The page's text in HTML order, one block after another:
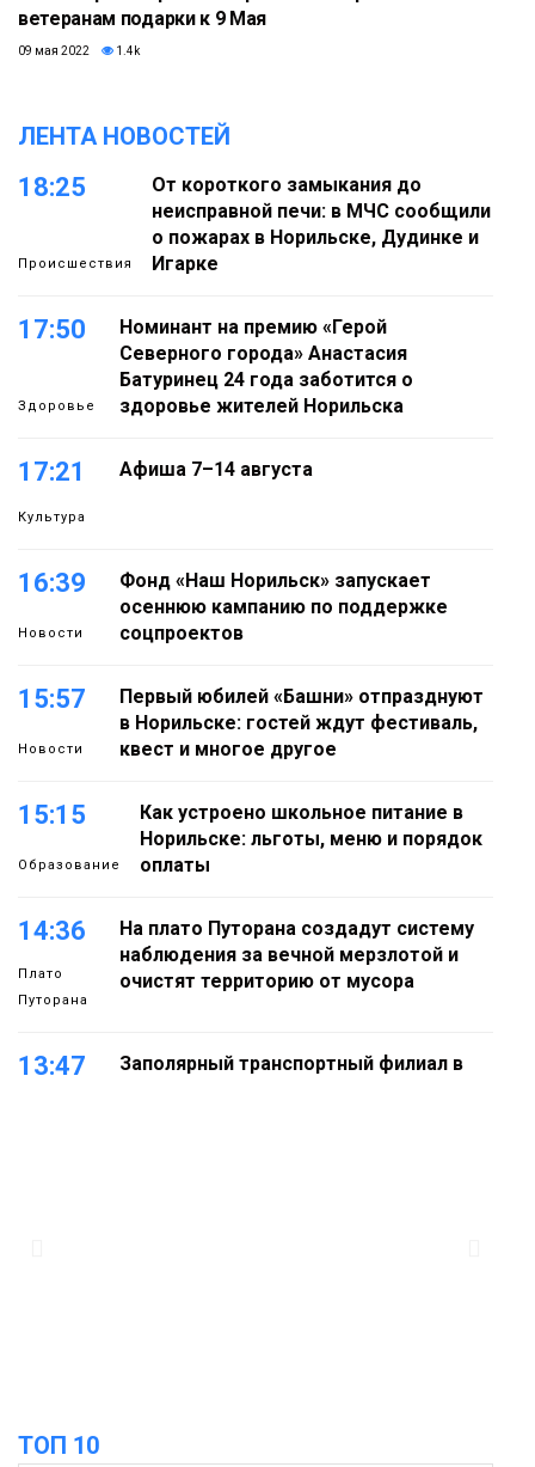
ветеранам подарки к 9 Мая
09 мая 2022 1.4k
ЛЕНТА НОВОСТЕЙ
18:25
Происшествия
От короткого замыкания до
неисправной печи: в МЧС сообщили
о пожарах в Норильске, Дудинке и
Игарке
17:50
Здоровье
Номинант на премию «Герой
Северного города» Анастасия
Батуринец 24 года заботится о
здоровье жителей Норильска
17:21
Культура
Афиша 7–14 августа
16:39
Новости
Фонд «Наш Норильск» запускает
осеннюю кампанию по поддержке
соцпроектов
15:57
Новости
Первый юбилей «Башни» отпразднуют
в Норильске: гостей ждут фестиваль,
квест и многое другое
15:15
Образование
Как устроено школьное питание в
Норильске: льготы, меню и порядок
оплаты
14:36
Плато
Путорана
На плато Путорана создадут систему
наблюдения за вечной мерзлотой и
очистят территорию от мусора
13:47
Заполярный транспортный филиал в
ТОП 10